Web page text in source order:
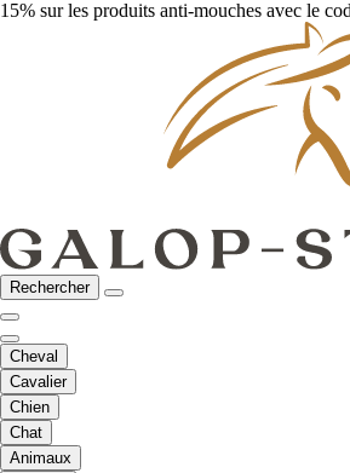
15% sur les produits anti-mouches avec le
Rechercher
Cheval
Cavalier
Chien
Chat
Animaux